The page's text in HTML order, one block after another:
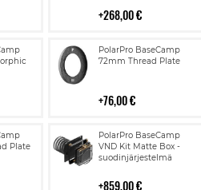
268,00 €
PolarPro BaseCamp
72mm Thread Plate
76,00 €
Lisää
ostoskoriin
Plate
PolarPro BaseCamp
VND Kit Matte Box -
suodinjärjestelmä
859,00 €
Lisää
ostoskoriin